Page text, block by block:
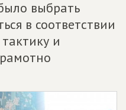
выбрать
в соответствии
и